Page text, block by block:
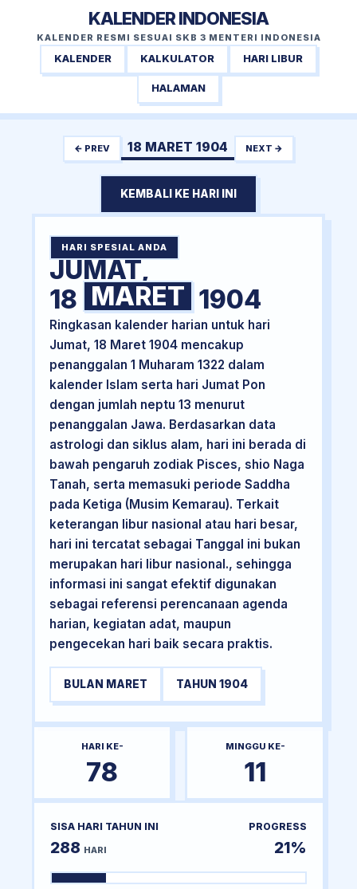
KALENDER INDONESIA
KALENDER RESMI SESUAI SKB 3 MENTERI INDONESIA
KALENDER KALKULATOR HARI LIBUR
HALAMAN
← PREV 18 MARET 1904 NEXT →
KEMBALI KE HARI INI
HARI SPESIAL ANDA
JUMAT,
18 MARET 1904
Ringkasan kalender harian untuk hari
Jumat, 18 Maret 1904 mencakup
penanggalan 1 Muharam 1322 dalam
kalender Islam serta hari Jumat Pon
dengan jumlah neptu 13 menurut
penanggalan Jawa. Berdasarkan data
astrologi dan siklus alam, hari ini berada di
bawah pengaruh zodiak Pisces, shio Naga
Tanah, serta memasuki periode Saddha
pada Ketiga (Musim Kemarau). Terkait
keterangan libur nasional atau hari besar,
hari ini tercatat sebagai Tanggal ini bukan
merupakan hari libur nasional., sehingga
informasi ini sangat efektif digunakan
sebagai referensi perencanaan agenda
harian, kegiatan adat, maupun
pengecekan hari baik secara praktis.
BULAN MARET TAHUN 1904
HARI KE-
78
MINGGU KE-
11
SISA HARI TAHUN INI
288 HARI
PROGRESS
21%